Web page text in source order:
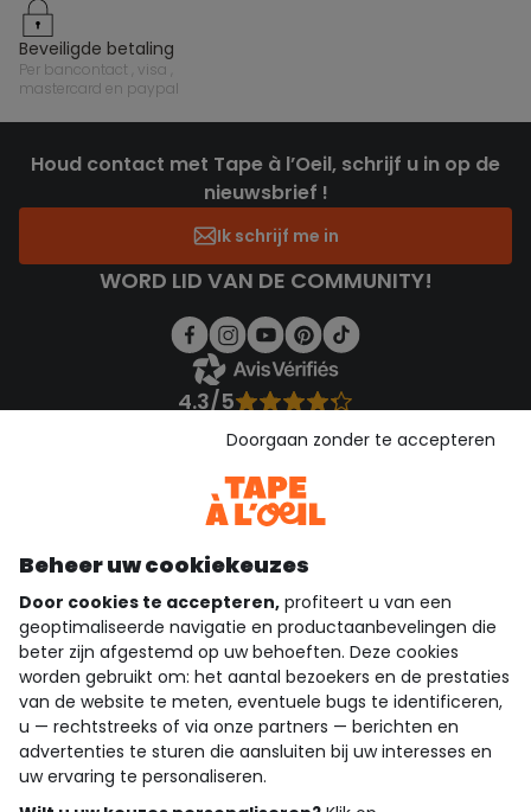
beveiligde betaling
per bancontact , visa ,
mastercard en paypal
Houd contact met Tape à l’Oeil, schrijf u in op de
nieuwsbrief !
Ik schrijf me in
WORD LID VAN DE COMMUNITY!
4.3/5
Bekijk de vertrouwensverklaring
Download onze applicatie
Ontdek onze applicatie
wie zijn we?
hulp nodig
loyalty club
Beheer uw cookiekeuzes
Door cookies te accepteren, profiteert u van een
geoptimaliseerde navigatie en productaanbevelingen die
beter zijn afgestemd op uw behoeften. Deze cookies
worden gebruikt om: het aantal bezoekers en de prestaties
van de website te meten, eventuele bugs te identificeren,
u — rechtstreeks of via onze partners — berichten en
advertenties te sturen die aansluiten bij uw interesses en
uw ervaring te personaliseren.
Doorgaan zonder te accepteren